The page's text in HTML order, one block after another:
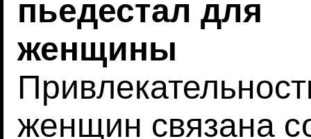
пьедестал для
женщины
женщин связана